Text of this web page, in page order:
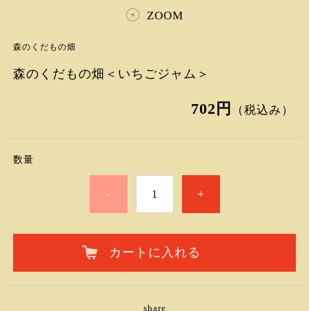
ZOOM
森のくだもの畑
森のくだもの畑＜いちごジャム＞
702円 （税込み）
数量
- +
カートに入れる
share